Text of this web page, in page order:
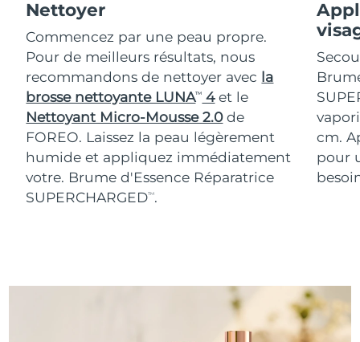
Nettoyer
Commencez par une peau propre.
Pour de meilleurs résultats, nous
recommandons de nettoyer avec la
brosse nettoyante LUNATM 4 et le
Nettoyant Micro-Mousse 2.0de
FOREO. Laissez la peau légèrement
humide et appliquez immédiatement
votre. Brume d'Essence Réparatrice
SUPERCHARGEDTM.
cm.
pour